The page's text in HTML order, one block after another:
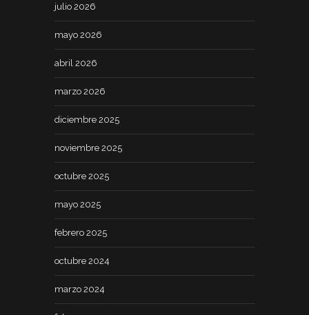
julio 2026
mayo 2026
abril 2026
marzo 2026
diciembre 2025
noviembre 2025
octubre 2025
mayo 2025
febrero 2025
octubre 2024
marzo 2024